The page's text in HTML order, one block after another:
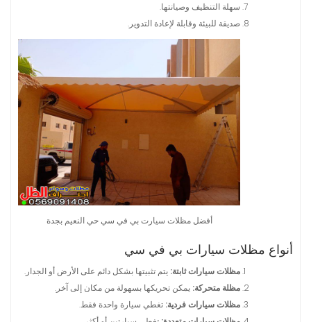
سهلة التنظيف وصيانتها.
صديقة للبيئة وقابلة لإعادة التدوير.
أفضل مظلات سيارت بي في سي حي النعيم بجدة
أنواع مظلات سيارات بي في سي
مظلات سيارات ثابتة: يتم تثبيتها بشكل دائم على الأرض أو الجدار.
مظلة متحركة: يمكن تحريكها بسهولة من مكان إلى آخر.
مظلات سيارات فردية: تغطي سيارة واحدة فقط.